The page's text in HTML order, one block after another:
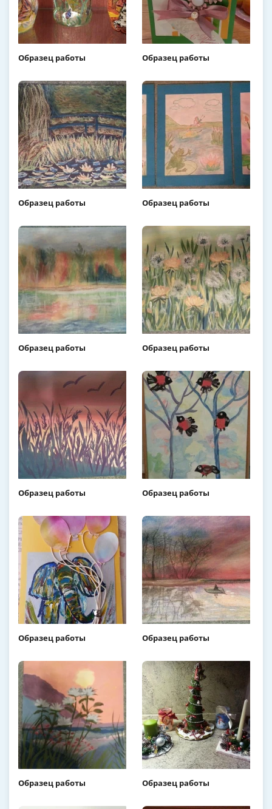
Образец работы Образец работы
Образец работы Образец работы
Образец работы Образец работы
Образец работы Образец работы
Образец работы Образец работы
Образец работы Образец работы